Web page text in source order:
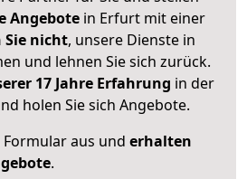
Angebote in Erfurt mit einer
Sie nicht, unsere Dienste in
und lehnen Sie sich zurück.
17 Jahre Erfahrung in der
holen Sie sich Angebote.
Formular aus und erhalten
.